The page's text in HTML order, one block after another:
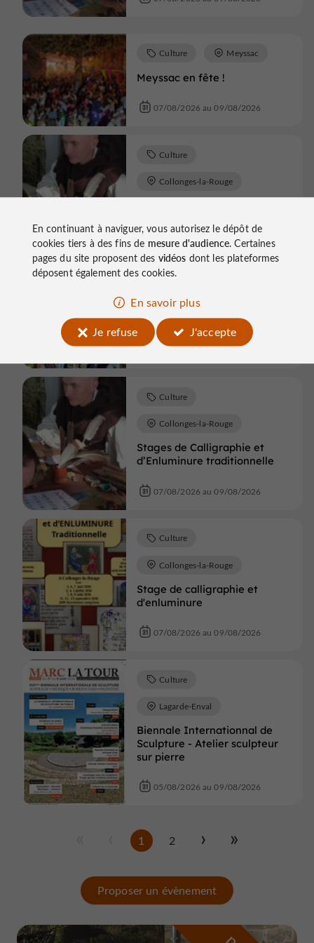
Meyssac en fête !
Culture Meyssac
07/08/2026 au 09/08/2026
Culture
Collonges-la-Rouge
07/08/2026 au 09/08/2026
Meyssac en fête !
07/08/2026 au 09/08/2026
Stages de Calligraphie et
d’Enluminure traditionnelle
Culture
Collonges-la-Rouge
07/08/2026 au 09/08/2026
Stage de calligraphie et
d'enluminure
Culture
Collonges-la-Rouge
07/08/2026 au 09/08/2026
Biennale Internationnal de
Sculpture - Atelier sculpteur
sur pierre
Culture
Lagarde-Enval
05/08/2026 au 09/08/2026
1 2
Proposer un évènement
En continuant à naviguer, vous autorisez le dépôt de
cookies tiers à des fins de mesure d'audience. Certaines
pages du site proposent des vidéos dont les plateformes
déposent également des cookies.
En savoir plus
Je refuse
J'accepte